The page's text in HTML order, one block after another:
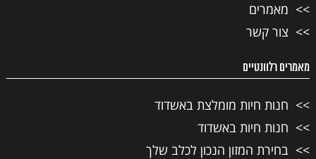
מאמרים
צור קשר
מאמרים רלוונטיים
חנות חיות מומלצת באשדוד
חנות חיות באשדוד
בחירת המזון הנכון לכלב שלך